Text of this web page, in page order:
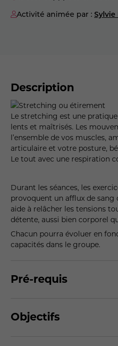
Activité animée par : Sylvie
Description
Le stretching est une
lents et maîtrisés. Les
l’ensemble de vos muscles,
articulaire et votre posture,
Le tout avec une respiration
Durant les séances, les
provoquent un afflux de sang
aide à relâcher les tensions
détente, aussi bien corporel
Chacun pourra évoluer en
capacités dans le groupe.
Pré-requis
Objectifs